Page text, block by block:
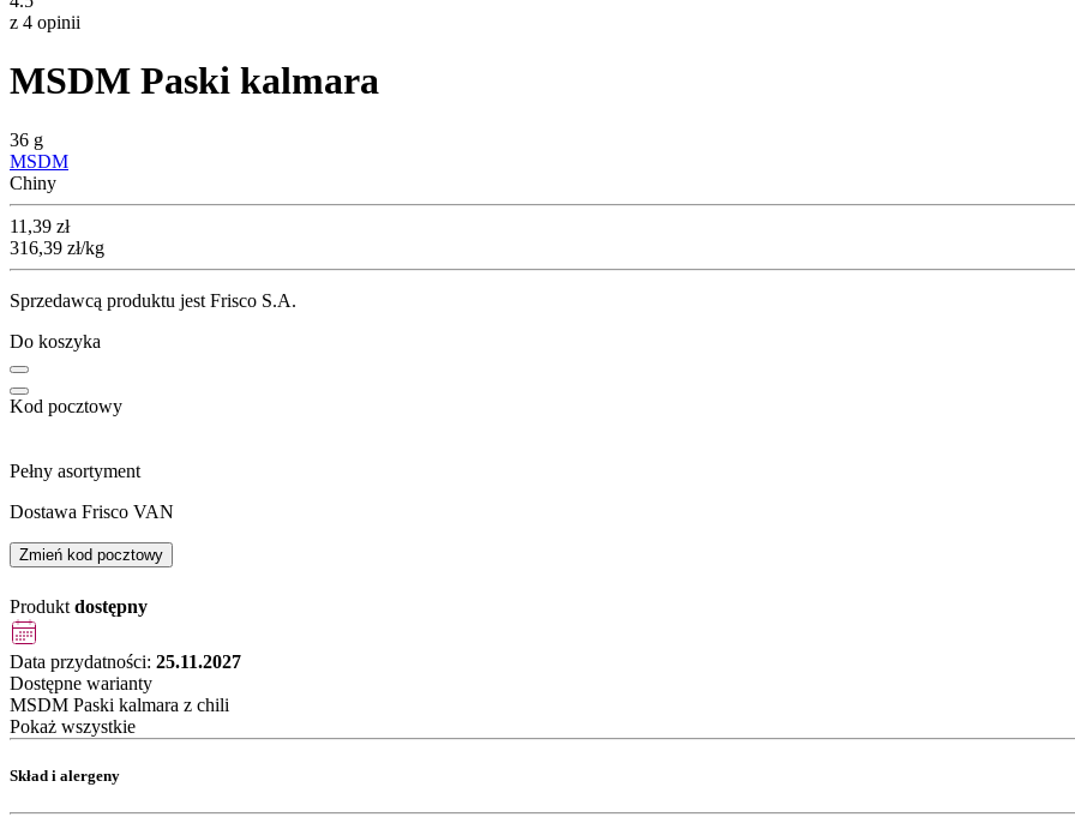
z 4 opinii
MSDM Paski kalmara
36 g
MSDM
Chiny
Cena
11,39 zł
316,39 zł/kg
Sprzedawcą produktu jest Frisco S.A.
Do koszyka
Kod pocztowy
Pełny asortyment
Dostawa Frisco VAN
Zmień kod pocztowy
Produkt dostępny
Data przydatności: 25.11.2027
Dostępne warianty
MSDM Paski kalmara z chili
Pokaż wszystkie
Skład i alergeny